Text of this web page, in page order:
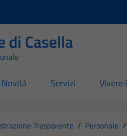
di Casella
Novità Servizi Vivere
Trasparente / Personale /